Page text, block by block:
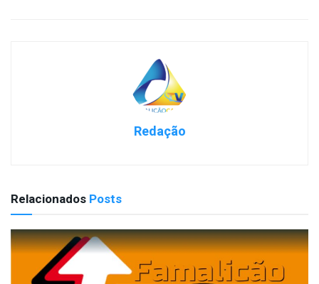
Redação
Relacionados Posts